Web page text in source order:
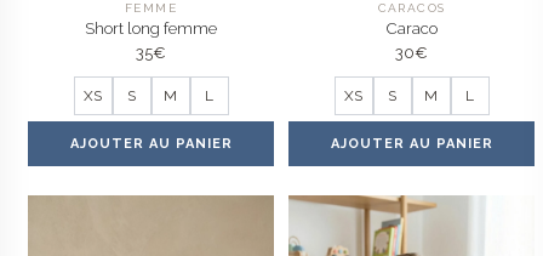
FEMME
Short long femme
35€
XS S M L
AJOUTER AU PANIER
CARACOS
Caraco
30€
XS S M L
AJOUTER AU PANIER